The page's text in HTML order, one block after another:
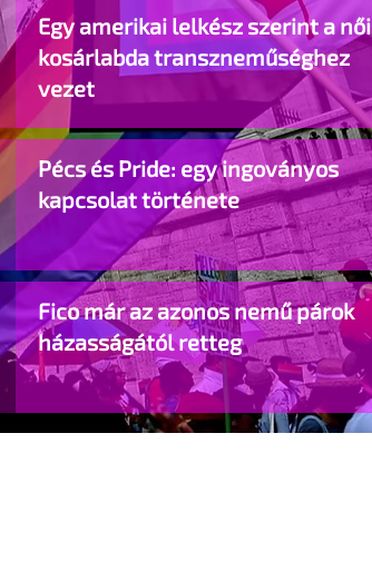
Egy amerikai lelkész szerint a női
kosárlabda transzneműséghez
vezet
Pécs és Pride: egy ingoványos
kapcsolat története
Fico már az azonos nemű párok
házasságától retteg